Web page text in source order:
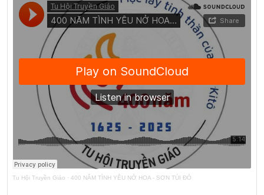
Tu Hội Truyền Giáo · 400 NĂM TÌNH YÊU NỞ HOA - SƠN TÚI ĐỎ